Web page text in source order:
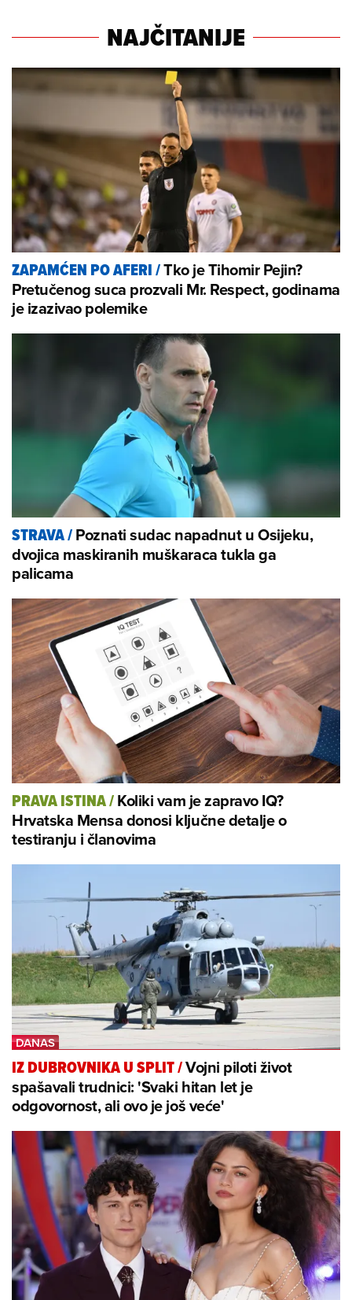
NAJČITANIJE
ZAPAMĆEN PO AFERI/Tko je Tihomir Pejin?
Pretučenog suca prozvali Mr. Respect, godinama
je izazivao polemike
STRAVA/Poznati sudac napadnut u Osijeku,
dvojica maskiranih muškaraca tukla ga
palicama
PRAVA ISTINA/Koliki vam je zapravo IQ?
Hrvatska Mensa donosi ključne detalje o
testiranju i članovima
IZ DUBROVNIKA U SPLIT/Vojni piloti život
spašavali trudnici: 'Svaki hitan let je
odgovornost, ali ovo je još veće'